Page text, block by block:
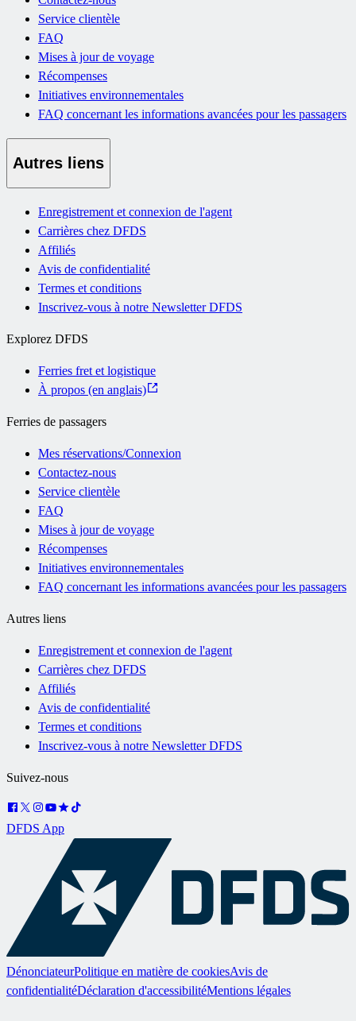
Service clientèle
FAQ
Mises à jour de voyage
Récompenses
Initiatives environnementales
FAQ concernant les informations avancées pour les passagers
Autres liens
Enregistrement et connexion de l'agent
Carrières chez DFDS
Affiliés
Avis de confidentialité
Termes et conditions
Inscrivez-vous à notre Newsletter DFDS
Explorez DFDS
Ferries fret et logistique
À propos (en anglais)
Ferries de passagers
Mes réservations/Connexion
Contactez-nous
Service clientèle
FAQ
Mises à jour de voyage
Récompenses
Initiatives environnementales
FAQ concernant les informations avancées pour les passagers
Autres liens
Enregistrement et connexion de l'agent
Carrières chez DFDS
Affiliés
Avis de confidentialité
Termes et conditions
Inscrivez-vous à notre Newsletter DFDS
Suivez-nous
DFDS App
DénonciateurPolitique en matière de cookiesAvis de
confidentialitéDéclaration d'accessibilitéMentions légales